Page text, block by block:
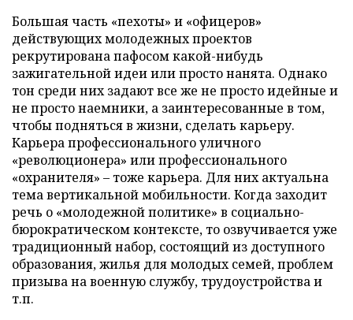
Большая часть «пехоты» и «офицеров»
действующих молодежных проектов
рекрутирована пафосом какой-нибудь
зажигательной идеи или просто нанята. Однако
тон среди них задают все же не просто идейные и
не просто наемники, а заинтересованные в том,
чтобы подняться в жизни, сделать карьеру.
Карьера профессионального уличного
«революционера» или профессионального
«охранителя» – тоже карьера. Для них актуальна
тема вертикальной мобильности. Когда заходит
речь о «молодежной политике» в социально-
бюрократическом контексте, то озвучивается уже
традиционный набор, состоящий из доступного
образования, жилья для молодых семей, проблем
призыва на военную службу, трудоустройства и
т.п.